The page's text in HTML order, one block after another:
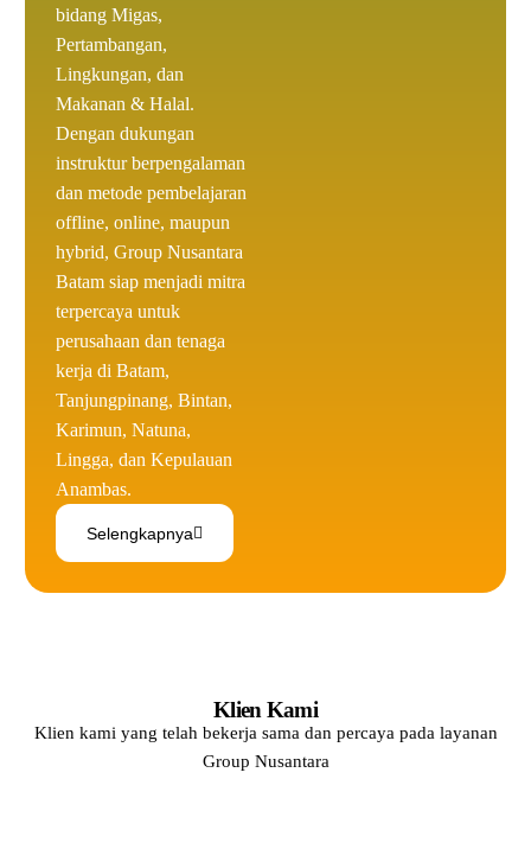
bidang Migas,
Pertambangan,
Lingkungan, dan
Makanan & Halal.
Dengan dukungan
instruktur berpengalaman
dan metode pembelajaran
offline, online, maupun
hybrid, Group Nusantara
Batam siap menjadi mitra
terpercaya untuk
perusahaan dan tenaga
kerja di Batam,
Tanjungpinang, Bintan,
Karimun, Natuna,
Lingga, dan Kepulauan
Anambas.
Selengkapnya
Klien Kami
Klien kami yang telah bekerja sama dan percaya pada layanan
Group Nusantara